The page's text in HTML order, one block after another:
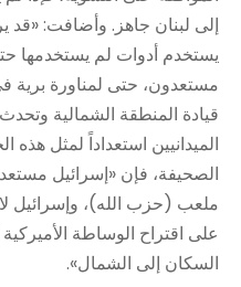
إلى لبنان جاهز. وأضافت: «قد
يستخدم أدوات لم يستخدمها
مستعدون، حتى لمناورة برية
قيادة المنطقة الشمالية
الميدانيين استعداداً لمثل
الصحيفة، فإن «إسرائيل
ملعب (حزب الله)، وإسرائيل
على اقتراح الوساطة
السكان إلى الشمال».